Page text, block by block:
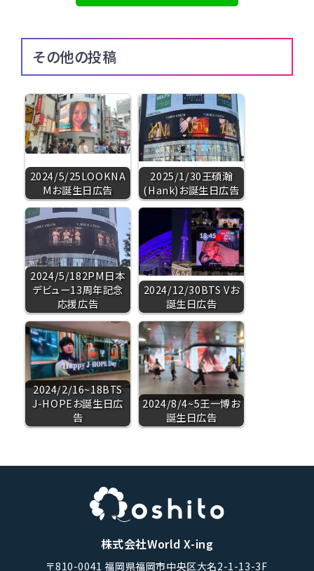
その他の投稿
2024/5/25LOOKNA
Mお誕生日広告
2025/1/30王碩瀚
(Hank)お誕生日広告
2024/5/182PM日本
デビュー13周年記念
応援広告
2024/12/30BTS Vお
誕生日広告
2024/2/16~18BTS
J-HOPEお誕生日広
告
2024/8/4~5王一博お
誕生日広告
株式会社World X-ing
〒810-0041 福岡県福岡市中央区大名2-1-13-3F